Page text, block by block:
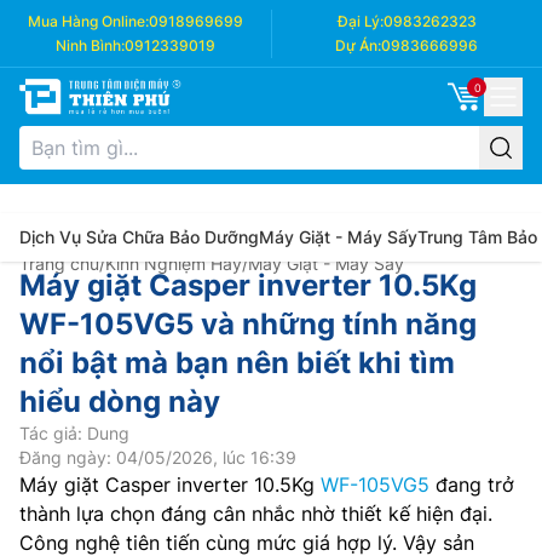
Mua Hàng Online:0918969699 Đại Lý:0983262323
Ninh Bình:0912339019 Dự Án:0983666996
0
Dịch Vụ Sửa Chữa Bảo DưỡngMáy Giặt - Máy SấyTrung Tâm Bảo
Trang chủ/Kinh Nghiệm Hay/Máy Giặt - Máy Sấy
Máy giặt Casper inverter 10.5Kg
WF-105VG5 và những tính năng
nổi bật mà bạn nên biết khi tìm
hiểu dòng này
Tác giả: Dung
Đăng ngày: 04/05/2026, lúc 16:39
Máy giặt Casper inverter 10.5Kg WF-105VG5 đang trở
thành lựa chọn đáng cân nhắc nhờ thiết kế hiện đại.
Công nghệ tiên tiến cùng mức giá hợp lý. Vậy sản